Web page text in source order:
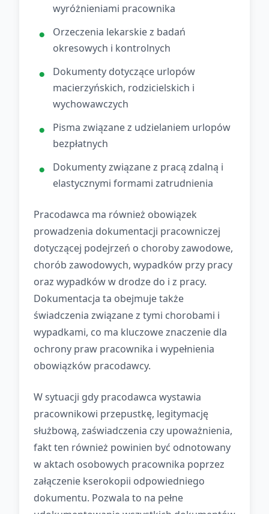
wyróżnieniami pracownika
Orzeczenia lekarskie z badań
okresowych i kontrolnych
Dokumenty dotyczące urlopów
macierzyńskich, rodzicielskich i
wychowawczych
Pisma związane z udzielaniem urlopów
bezpłatnych
Dokumenty związane z pracą zdalną i
elastycznymi formami zatrudnienia
Pracodawca ma również obowiązek
prowadzenia dokumentacji pracowniczej
dotyczącej podejrzeń o choroby zawodowe,
chorób zawodowych, wypadków przy pracy
oraz wypadków w drodze do i z pracy.
Dokumentacja ta obejmuje także
świadczenia związane z tymi chorobami i
wypadkami, co ma kluczowe znaczenie dla
ochrony praw pracownika i wypełnienia
obowiązków pracodawcy.
W sytuacji gdy pracodawca wystawia
pracownikowi przepustkę, legitymację
służbową, zaświadczenia czy upoważnienia,
fakt ten również powinien być odnotowany
w aktach osobowych pracownika poprzez
załączenie kserokopii odpowiedniego
dokumentu. Pozwala to na pełne